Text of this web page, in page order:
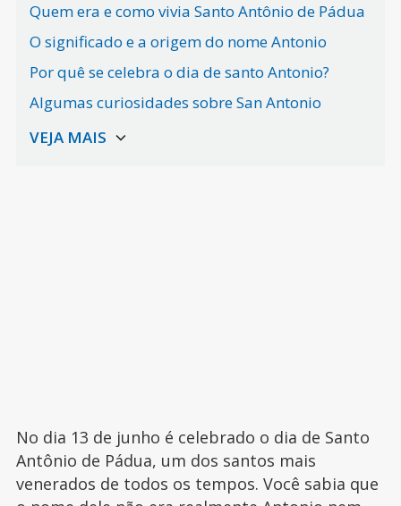
Quem era e como vivia Santo Antônio de Pádua
O significado e a origem do nome Antonio
Por quê se celebra o dia de santo Antonio?
Algumas curiosidades sobre San Antonio
No dia 13 de junho é celebrado o dia de Santo
Antônio de Pádua, um dos santos mais
venerados de todos os tempos. Você sabia que